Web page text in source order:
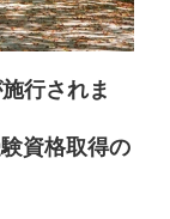
行されま
資格取得の